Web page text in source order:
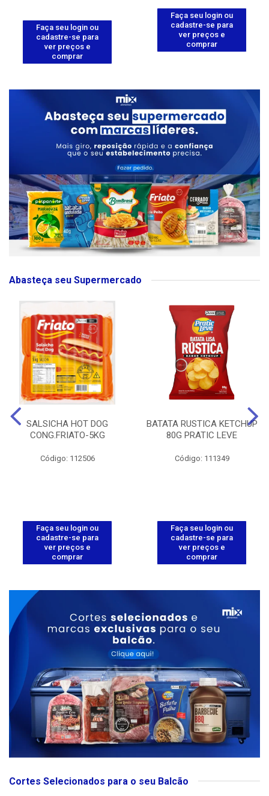
Faça seu login ou
cadastre-se para
ver preços e
comprar
Faça seu login ou
cadastre-se para
ver preços e
comprar
Abasteça seu Supermercado
SALSICHA HOT DOG
CONG.FRIATO-5KG
Código: 112506
Faça seu login ou
cadastre-se para
ver preços e
comprar
BATATA RUSTICA KETCHUP
80G PRATIC LEVE
Código: 111349
Faça seu login ou
cadastre-se para
ver preços e
comprar
Cortes Selecionados para o seu Balcão